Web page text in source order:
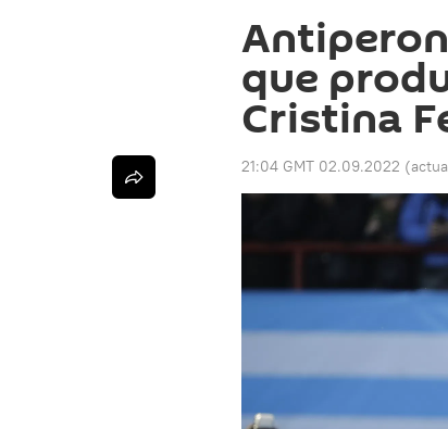
que
Cristina
21:04 GMT 02.09.2022